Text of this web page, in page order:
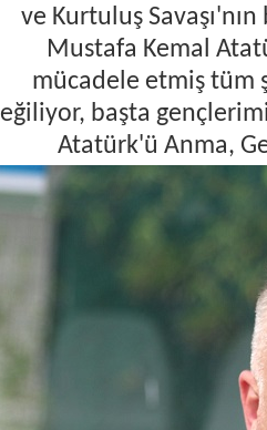
ve Kurtuluş
Mustafa Kemal
mücadele etmiş tüm
eğiliyor, başta
Atatürk'ü Anma,